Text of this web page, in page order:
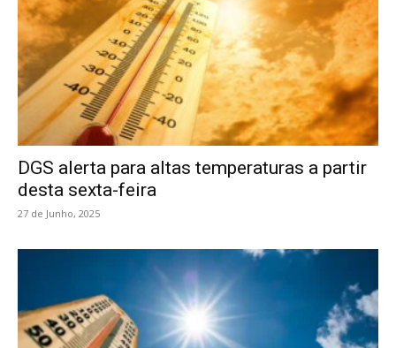
DGS alerta para altas temperaturas a partir
desta sexta-feira
27 de Junho, 2025